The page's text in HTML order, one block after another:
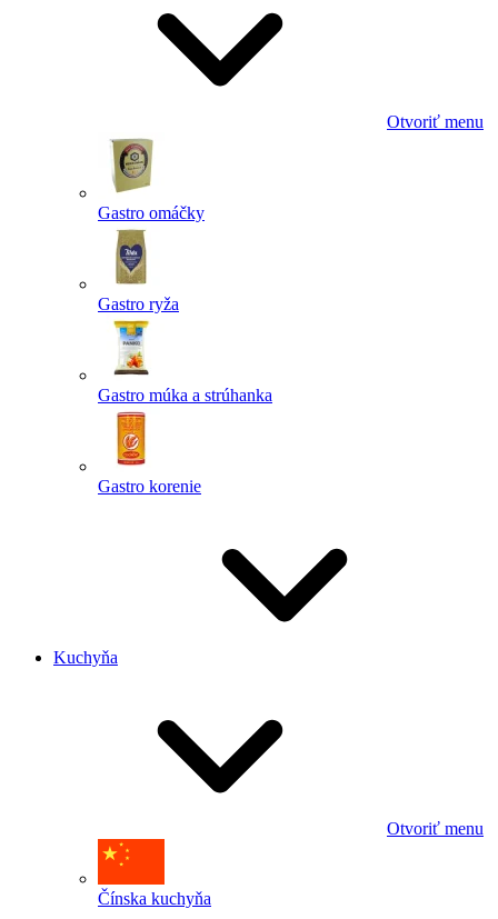
Otvoriť menu
Gastro omáčky
Gastro ryža
Gastro múka a strúhanka
Gastro korenie
Kuchyňa
Otvoriť menu
Čínska kuchyňa